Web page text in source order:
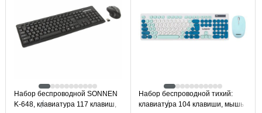
Набор беспроводной SONNEN
K-648, клавиатура 117 клавиш,
Набор беспроводной тихий:
клавиатура 104 клавиши, мышь